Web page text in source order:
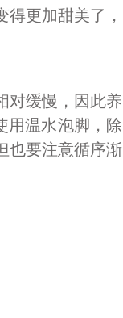
更加甜美了，
缓慢，因此养
用温水泡脚，除
也要注意循序渐